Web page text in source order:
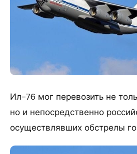
Ил-76 мог перевозить не
но и непосредственно
осуществлявших обстрелы